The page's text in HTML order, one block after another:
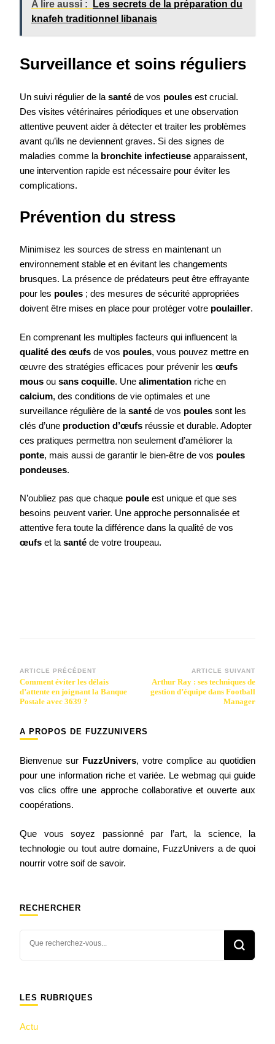
A lire aussi :
Les secrets de la préparation du
knafeh traditionnel libanais
Surveillance et soins réguliers
Un suivi régulier de la santé de vos poules est crucial.
Des visites vétérinaires périodiques et une observation
attentive peuvent aider à détecter et traiter les problèmes
avant qu’ils ne deviennent graves. Si des signes de
maladies comme la bronchite infectieuse apparaissent,
une intervention rapide est nécessaire pour éviter les
complications.
Prévention du stress
Minimisez les sources de stress en maintenant un
environnement stable et en évitant les changements
brusques. La présence de prédateurs peut être effrayante
pour les poules ; des mesures de sécurité appropriées
doivent être mises en place pour protéger votre poulailler.
En comprenant les multiples facteurs qui influencent la
qualité des œufs de vos poules, vous pouvez mettre en
œuvre des stratégies efficaces pour prévenir les œufs
mous ou sans coquille. Une alimentation riche en
calcium, des conditions de vie optimales et une
surveillance régulière de la santé de vos poules sont les
clés d’une production d’œufs réussie et durable. Adopter
ces pratiques permettra non seulement d’améliorer la
ponte, mais aussi de garantir le bien-être de vos poules
pondeuses.
N’oubliez pas que chaque poule est unique et que ses
besoins peuvent varier. Une approche personnalisée et
attentive fera toute la différence dans la qualité de vos
œufs et lasanté de votre troupeau.
Navigation
d’article
ARTICLE PRÉCÉDENT
Comment éviter les délais
d’attente en joignant la Banque
Postale avec 3639 ?
ARTICLE SUIVANT
Arthur Ray : ses techniques de
gestion d’équipe dans Football
Manager
A PROPOS DE FUZZUNIVERS
Bienvenue sur FuzzUnivers, votre complice au quotidien
pour une information riche et variée. Le webmag qui guide
vos clics offre une approche collaborative et ouverte aux
coopérations.
Que vous soyez passionné par l’art, la science, la
technologie ou tout autre domaine, FuzzUnivers a de quoi
nourrir votre soif de savoir.
RECHERCHER
LES RUBRIQUES
Actu